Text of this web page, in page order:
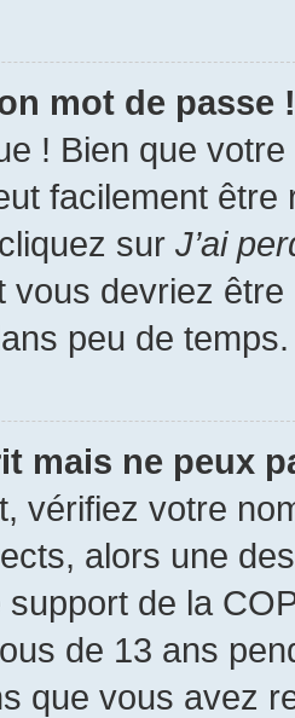
mot de passe !
! Bien que
facilement
sur J’ai
vous devriez
peu de temps.
mais ne peux
vérifiez votre
alors une
support de la
de 13 ans
que vous avez